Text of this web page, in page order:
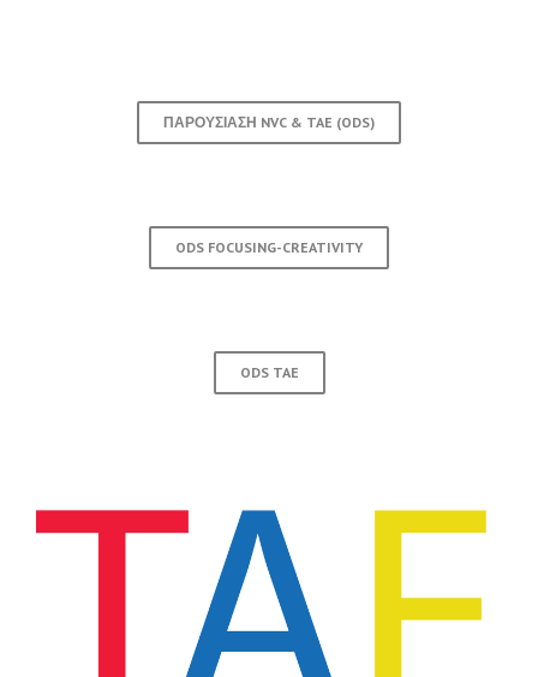
ΠΑΡΟΥΣΊΑΣΗ NVC & TAE (ODS)
ODS FOCUSING-CREATIVITY
ODS TAE